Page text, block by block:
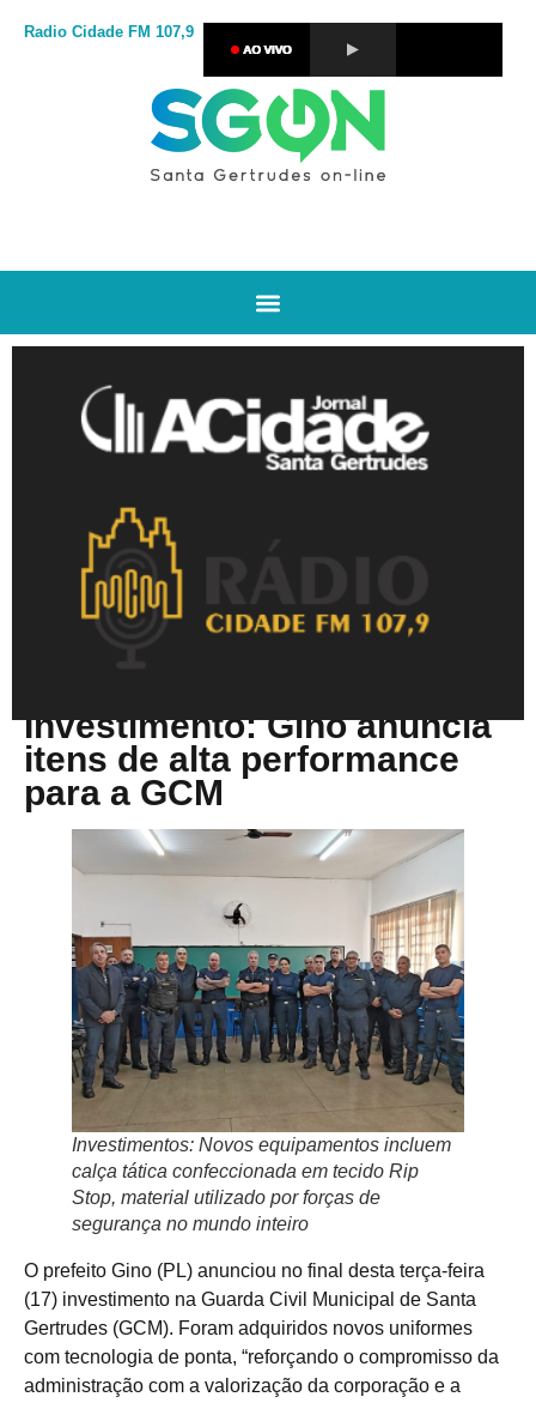
Radio Cidade FM 107,9
Investimento: Gino anuncia
itens de alta performance
para a GCM
Investimentos: Novos equipamentos incluem
calça tática confeccionada em tecido Rip
Stop, material utilizado por forças de
segurança no mundo inteiro
O prefeito Gino (PL) anunciou no final desta terça-feira
(17) investimento na Guarda Civil Municipal de Santa
Gertrudes (GCM). Foram adquiridos novos uniformes
com tecnologia de ponta, “reforçando o compromisso da
administração com a valorização da corporação e a